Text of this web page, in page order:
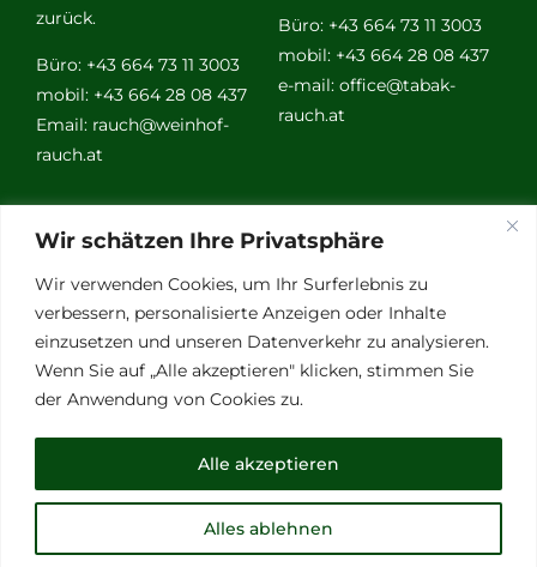
Wir schätzen Ihre Privatsphäre
Wir verwenden Cookies, um Ihr Surferlebnis zu
verbessern, personalisierte Anzeigen oder Inhalte
einzusetzen und unseren Datenverkehr zu analysieren.
Wenn Sie auf „Alle akzeptieren" klicken, stimmen Sie
der Anwendung von Cookies zu.
Alles ablehnen
Alle akzeptieren
zurück.
Büro: +43 664 73 11 3003
mobil: +43 664 28 08 437
Email: rauch@weinhof-
rauch.at
Büro: +43 664 73 11 3003
mobil: +43 664 28 08 437
e-mail: office@tabak-
rauch.at
Weitere
Links
Vino Vitalis
Ottersbachtal
Partnerbetriebe
Links für Weinkenner
Presse